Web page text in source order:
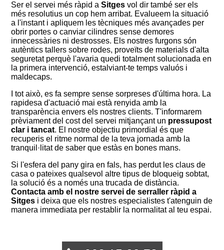
Ser el servei més ràpid aSitges vol dir també ser els
més resolutius un cop hem arribat. Evalueem la situació
a l'instant i apliquem les tècniques més avançades per
obrir portes o canviar cilindres sense demores
innecessàries ni destrosses. Els nostres furgons són
autèntics tallers sobre rodes, proveïts de materials d'alta
seguretat perquè l'avaria quedi totalment solucionada en
la primera intervenció, estalviant-te temps valuós i
maldecaps.
I tot això, es fa sempre sense sorpreses d'última hora. La
rapidesa d'actuació mai està renyida amb la
transparència envers els nostres clients. T'informarem
prèviament del cost del servei mitjançant un pressupost
clar i tancat. El nostre objectiu primordial és que
recuperis el ritme normal de la teva jornada amb la
tranquil·litat de saber que estàs en bones mans.
Si l'esfera del pany gira en fals, has perdut les claus de
casa o pateixes qualsevol altre tipus de bloqueig sobtat,
la solució és a només una trucada de distància.
Contacta amb el nostre servei de serraller ràpid a
Sitges i deixa que els nostres especialistes t'atenguin de
manera immediata per restablir la normalitat al teu espai.